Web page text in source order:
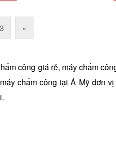
3 »
công giá rẻ, máy chấm
chấm công tại Á Mỹ đơn